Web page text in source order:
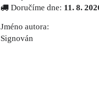
Doručíme dne: 11. 8.
Jméno autora:
Signován